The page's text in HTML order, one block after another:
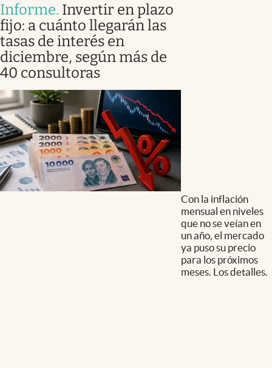
Informe. Invertir en plazo
fijo: a cuánto llegarán las
tasas de interés en
diciembre, según más de
40 consultoras
Con la inflación
mensual en niveles
que no se veían en
un año, el mercado
ya puso su precio
para los próximos
meses. Los detalles.